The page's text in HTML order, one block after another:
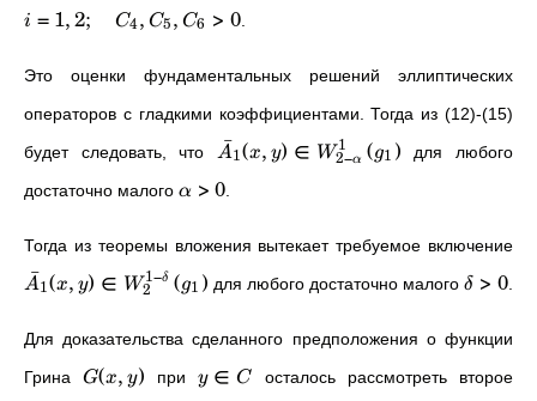
i = 1,2; C4, C5, C6 > 0.
Это оценки фундаментальных решений эллиптических
операторов с гладкими коэффициентами. Тогда из (12)-(15)
будет следовать, что A
ˉ1(x, y) ∈ W2−α
1 (g1 ) для любого
достаточно малого α > 0
Тогда из теоремы вложения вытекает требуемое включение
A
ˉ1(x, y) ∈ W2
1−δ (g1 ) для любого достаточно малого δ > 0.
Для доказательства сделанного предположения о функции
ГринаG(x, y) приy ∈ C осталось рассмотреть второе